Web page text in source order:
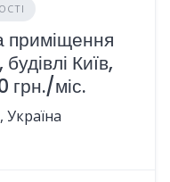
приміщення
Київ,
грн./міс.